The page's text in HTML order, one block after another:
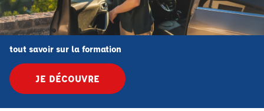
tout savoir sur la formation
JE DÉCOUVRE